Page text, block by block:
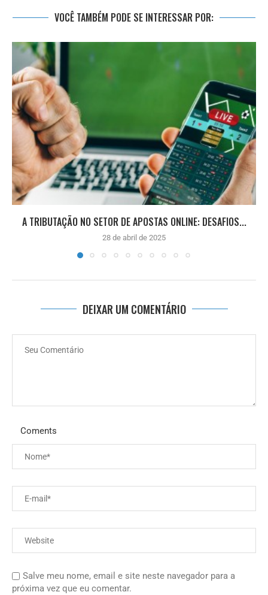
VOCÊ TAMBÉM PODE SE INTERESSAR POR:
A TRIBUTAÇÃO NO SETOR DE APOSTAS ONLINE: DESAFIOS...
28 de abril de 2025
DEIXAR UM COMENTÁRIO
Coments
Salve meu nome, email e site neste navegador para a
próxima vez que eu comentar.